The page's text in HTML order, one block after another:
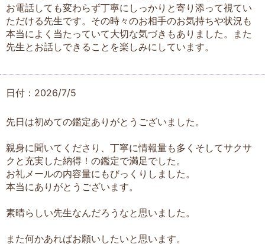
お電話しても変わらず丁寧にしっかりと寄り添って視てい
ただける先生です。その時々のお相手のお気持ちや状況も
本当によく当たっていて大切な気づきもありました。また
先生とお話しできることを楽しみにしています。
日付：2026/7/5
先日は初めての鑑定ありがとうございました。
親身に聞いてくださり、丁寧に情報量も多くそしてサクサ
クと充実した納得！の鑑定で満足でした。
お礼メールの内容量にもびっくりしました。
本当にありがとうございます。
素晴らしい先生なんだろうなと思いました。
また何かあればお願いしたいと思います。